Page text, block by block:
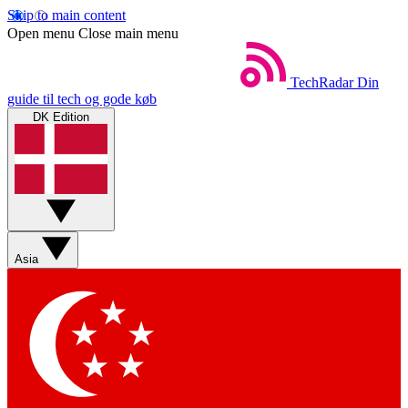
Skip to main content
Open menu Close main menu
TechRadar Din
guide til tech og gode køb
DK Edition
Asia